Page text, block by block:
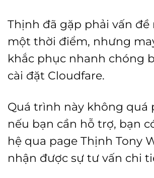
Thịnh đã gặp phải vấn đề
một thời điểm, nhưng
khắc phục nhanh chóng
cài đặt Cloudfare.
Quá trình này không quá
nếu bạn cần hỗ trợ, bạn
hệ qua page Thịnh Tony
nhận được sự tư vấn chi